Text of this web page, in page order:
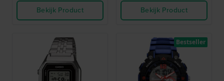
Bekijk Product Bekijk Product
Bestseller